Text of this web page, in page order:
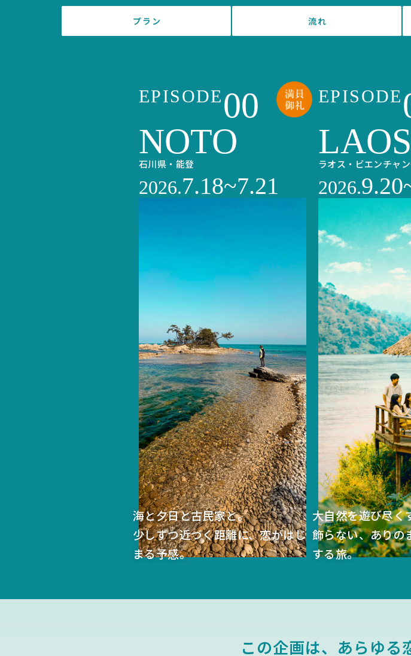
プラン 流れ
EPISODE00
NOTO
石川県・能登
2026.7.18~7.21
海と夕日と古民家と。
少しずつ近づく距離に、恋がはじ
まる予感。
EPISODE
LAOS
ラオス・ビエンチャ
2026.
大自然を遊び尽く
飾らない、ありの
する旅。
この企画は、 あらゆる